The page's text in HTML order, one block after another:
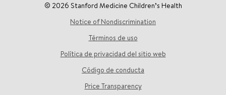
© 2026 Stanford Medicine Children’s Health
Notice of Nondiscrimination
Términos de uso
Política de privacidad del sitio web
Código de conducta
Price Transparency